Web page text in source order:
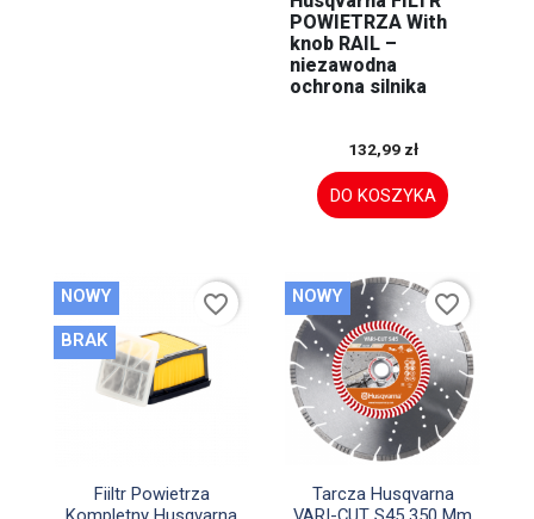
POWIETRZA With
knob RAIL –
niezawodna
ochrona silnika
132,99 zł
DO KOSZYKA
Szybki podgląd
Fiiltr Powietrza
NOWY
BRAK
favorite_border
Szybki podgląd
Tarcza Husqvarna
NOWY favorite_border